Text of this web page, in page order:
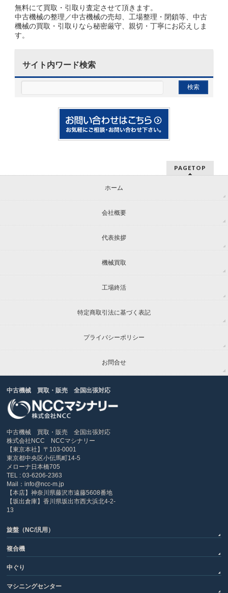
無料にて買取・引取り査定させて頂きます。
中古機械の整理／中古機械の売却、工場整理・閉鎖等、中古
機械の買取・引取りなら秘密厳守、親切・丁寧にお応えしま
す。
サイト内ワード検索
PAGETOP
ホーム
会社概要
代表挨拶
機械買取
工場終活
特定商取引法に基づく表記
プライバシーポリシー
お問合せ
中古機械 買取・販売 全国出張対応
中古機械 買取・販売 全国出張対応
株式会社NCC NCCマシナリー
【東京本社】〒103-0001
東京都中央区小伝馬町14-5
メローナ日本橋705
TEL : 03-6206-2363
Mail：info@ncc-m.jp
【本店】神奈川県藤沢市遠藤5608番地
【坂出倉庫】香川県坂出市西大浜北4-2-
13
旋盤（NC/汎用）
複合機
中ぐり
マシニングセンター